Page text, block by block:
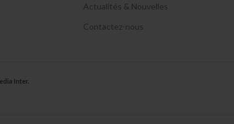
Actualités & Nouvelles
Contactez-nous
Inter.